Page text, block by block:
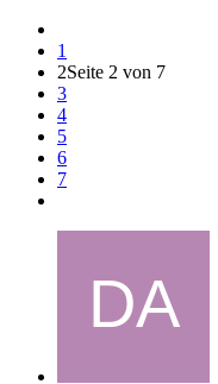
1
2Seite 2 von 7
3
4
5
6
7